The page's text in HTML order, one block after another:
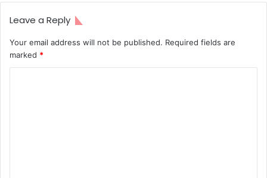
Leave a Reply
Your email address will not be published. Required fields are
marked *